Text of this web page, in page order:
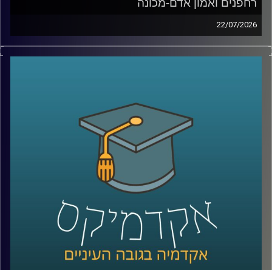
רחפנים ואמון אדם-מכונה
22/07/2026
אם לפני עשור היינו אומרים את המילה “רחפן”, כנראה שהיינו
חושבים על צילום מהאוויר או על גאדג’ט מגניב. היום התמונה
ובמקרים מסוימים אפילו מסוגלים לבצע חלק מהמשימות
שלהם באופן עצמאי.
ככל שהמערכות האלה הופכות לחכמות יותר, עולה שאלה
הרבה יותר גדולה מרק מה הטכנולוגיה יודעת לעשות: האם
אנחנו יכולים לסמוך עליה? מתי אדם צריך לקבל את ההחלטה,
ומתי אפשר לתת למכונה לעשות את זה? ואם היא טועה, מי
על כל אלו נדבר עם ד״ר אביב בר זוהר, דוקטור למשפטים
בנושא חוקיות רחפנים אוטונומיים קטלניים ומשמעות
מעורבות האדם בחוג ההפעלה.
קרדיט תמונות:AudioVersity